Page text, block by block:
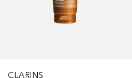
CLARINS